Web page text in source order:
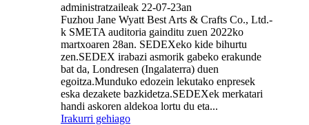
administratzaileak 22-07-23an
Fuzhou Jane Wyatt Best Arts & Crafts Co., Ltd.-
k SMETA auditoria gainditu zuen 2022ko
martxoaren 28an. SEDEXeko kide bihurtu
zen.SEDEX irabazi asmorik gabeko erakunde
bat da, Londresen (Ingalaterra) duen
egoitza.Munduko edozein lekutako enpresek
eska dezakete bazkidetza.SEDEXek merkatari
handi askoren aldekoa lortu du eta...
Irakurri gehiago